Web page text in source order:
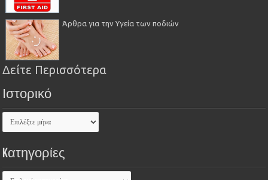
Άρθρα για την Υγεία των ποδιών
Δείτε Περισσότερα
Ιστορικό
Kατηγορίες